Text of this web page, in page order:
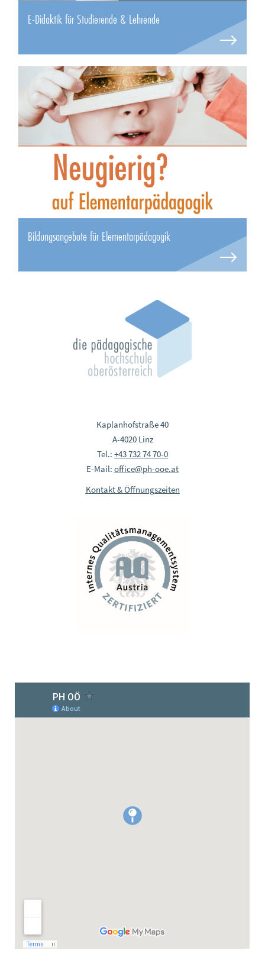
E-Didaktik für Studierende & Lehrende
Bildungsangebote für Elementarpädagogik
Kaplanhofstraße 40
A-4020 Linz
Tel.: +43 732 74 70-0
E-Mail: office@ph-ooe.at
Kontakt & Öffnungszeiten